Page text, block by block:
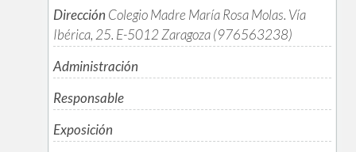
Dirección Colegio Madre María Rosa Molas. Vía
Ibérica, 25. E-5012 Zaragoza (976563238)
Administración
Responsable
Exposición